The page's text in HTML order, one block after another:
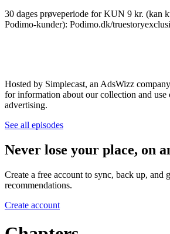
30 dages prøveperiode for KUN 9 kr. (kan
Podimo-kunder): Podimo.dk/
Hosted by Simplecast, an AdsWizz
for information about our collection and use
advertising.
See all episodes
Never lose your place, on
Create a free account to sync, back up, and
recommendations.
Create account